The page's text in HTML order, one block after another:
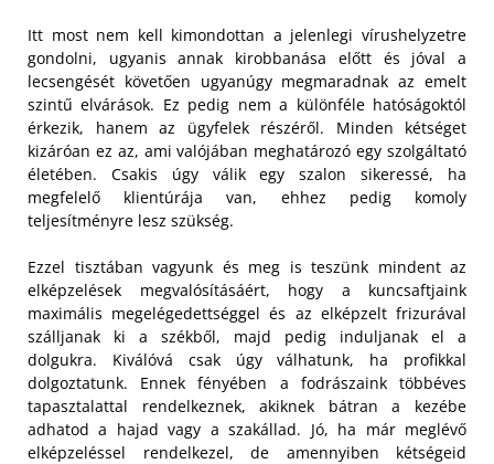
Itt most nem kell kimondottan a jelenlegi vírushelyzetre
gondolni, ugyanis annak kirobbanása előtt és jóval a
lecsengését követően ugyanúgy megmaradnak az emelt
szintű elvárások. Ez pedig nem a különféle hatóságoktól
érkezik, hanem az ügyfelek részéről. Minden kétséget
kizáróan ez az, ami valójában meghatározó egy szolgáltató
életében. Csakis úgy válik egy szalon sikeressé, ha
megfelelő klientúrája van, ehhez pedig komoly
teljesítményre lesz szükség.
Ezzel tisztában vagyunk és meg is teszünk mindent az
elképzelések megvalósításáért, hogy a kuncsaftjaink
maximális megelégedettséggel és az elképzelt frizurával
szálljanak ki a székből, majd pedig induljanak el a
dolgukra. Kiválóvá csak úgy válhatunk, ha profikkal
dolgoztatunk. Ennek fényében a fodrászaink többéves
tapasztalattal rendelkeznek, akiknek bátran a kezébe
adhatod a hajad vagy a szakállad. Jó, ha már meglévő
elképzeléssel rendelkezel, de amennyiben kétségeid